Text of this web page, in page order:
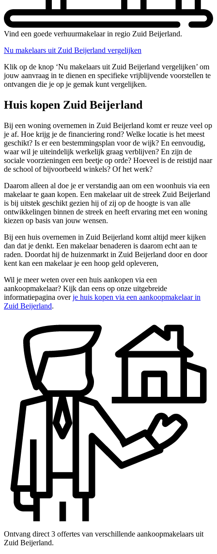
Vind een goede verhuurmakelaar in regio Zuid Beijerland.
Nu makelaars uit Zuid Beijerland vergelijken
Klik op de knop ‘Nu makelaars uit Zuid Beijerland vergelijken’ om
jouw aanvraag in te dienen en specifieke vrijblijvende voorstellen te
ontvangen die je op je gemak kunt vergelijken.
Huis kopen Zuid Beijerland
Bij een woning overnemen in Zuid Beijerland komt er reuze veel op
je af. Hoe krijg je de financiering rond? Welke locatie is het meest
geschikt? Is er een bestemmingsplan voor de wijk? En eenvoudig,
waar wil je uiteindelijk werkelijk graag verblijven? En zijn de
sociale voorzieningen een beetje op orde? Hoeveel is de reistijd naar
de school of bijvoorbeeld winkels? Of het werk?
Daarom alleen al doe je er verstandig aan om een woonhuis via een
makelaar te gaan kopen. Een makelaar uit de streek Zuid Beijerland
is bij uitstek geschikt gezien hij of zij op de hoogte is van alle
ontwikkelingen binnen de streek en heeft ervaring met een woning
kiezen op basis van jouw wensen.
Bij een huis overnemen in Zuid Beijerland komt altijd meer kijken
dan dat je denkt. Een makelaar benaderen is daarom echt aan te
raden. Doordat hij de huizenmarkt in Zuid Beijerland door en door
kent kan een makelaar je een hoop geld opleveren,
Wil je meer weten over een huis aankopen via een
aankoopmakelaar? Kijk dan eens op onze uitgebreide
informatiepagina overje huis kopen via een aankoopmakelaar in
Zuid Beijerland.
Ontvang direct 3 offertes van verschillende aankoopmakelaars uit
Zuid Beijerland.